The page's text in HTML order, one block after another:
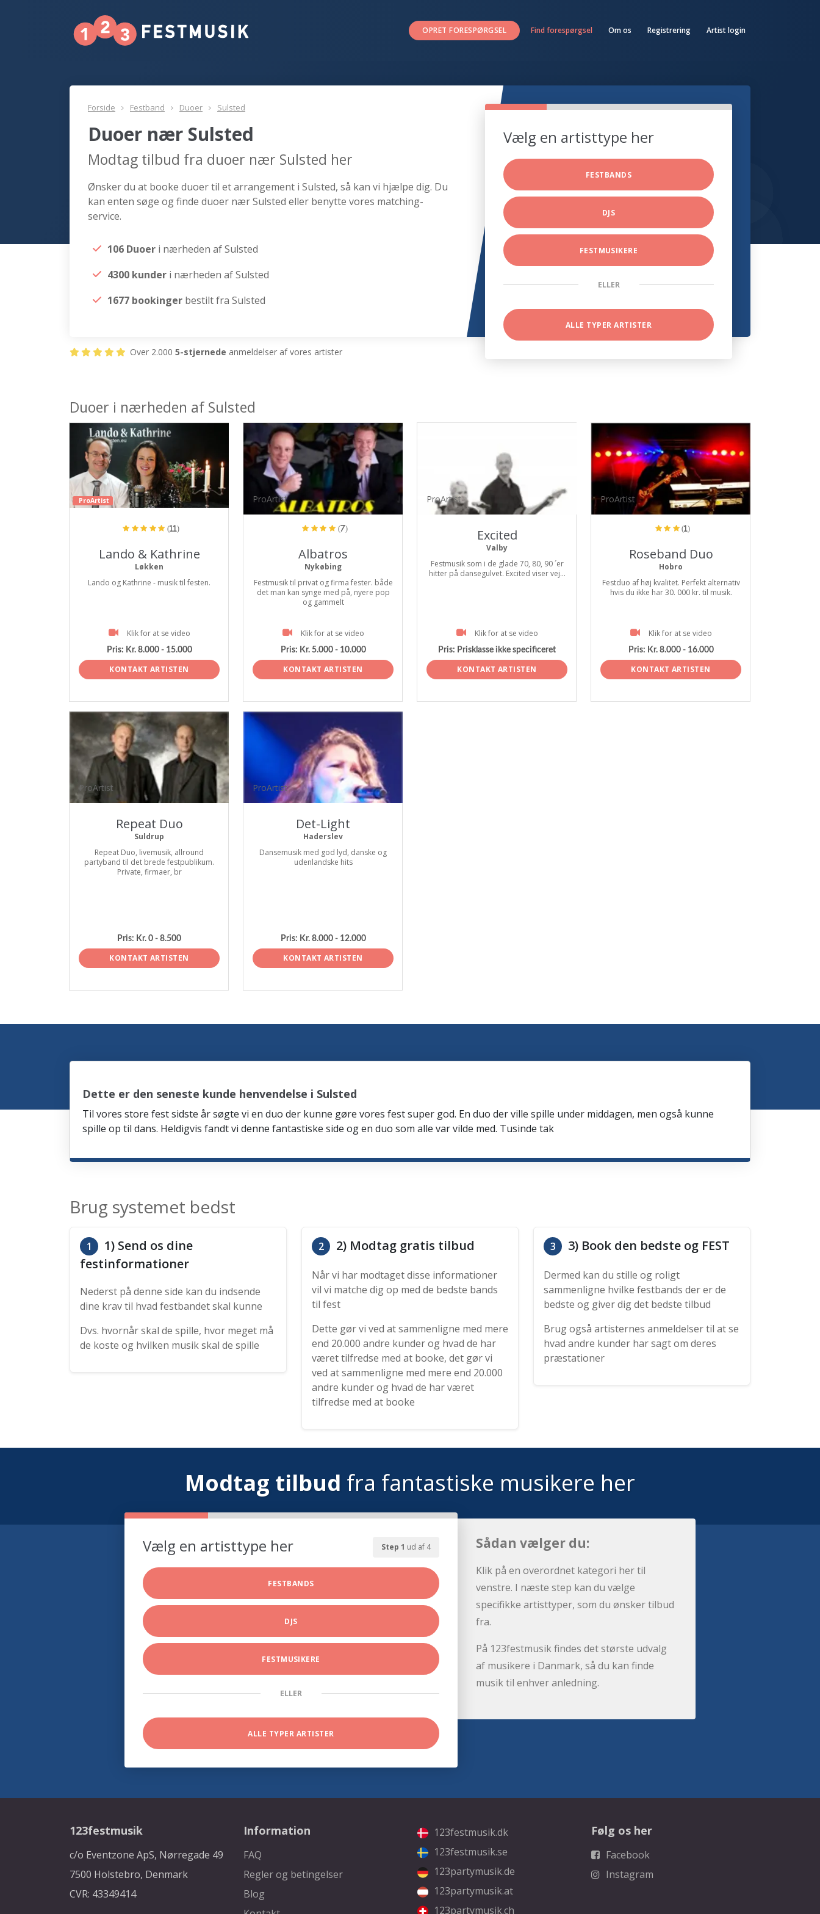
OPRET FORESPØRGSEL Find forespørgsel Om os Registrering Artist login
Forside Festband Duoer Sulsted
Duoer nær Sulsted
Modtag tilbud fra duoer nær Sulsted her
Ønsker du at booke duoer til et arrangement i Sulsted, så kan vi hjælpe dig. Du
kan enten søge og finde duoer nær Sulsted eller benytte vores matching-
service.
106 Duoer i nærheden af Sulsted
4300 kunder i nærheden af Sulsted
1677 bookinger bestilt fra Sulsted
Vælg en artisttype her
FESTBANDS
DJS
FESTMUSIKERE
ELLER
ALLE TYPER ARTISTER
Over 2.000 5-stjernede anmeldelser af vores artister
Duoer i nærheden af Sulsted
ProArtist
(11)
Lando & Kathrine
Løkken
Lando og Kathrine - musik til festen.
Klik for at se video
Pris: Kr. 8.000 - 15.000
KONTAKT ARTISTEN
ProArtist
(7)
Albatros
Nykøbing
Festmusik til privat og firma fester. både
det man kan synge med på, nyere pop
og gammelt
Klik for at se video
Pris: Kr. 5.000 - 10.000
KONTAKT ARTISTEN
ProArtist
Excited
Valby
Festmusik som i de glade 70, 80, 90 ´er
hitter på dansegulvet. Excited viser vej...
Klik for at se video
Pris: Prisklasse ikke specificeret
KONTAKT ARTISTEN
ProArtist
(1)
Roseband Duo
Hobro
Festduo af høj kvalitet. Perfekt alternativ
hvis du ikke har 30. 000 kr. til musik.
Klik for at se video
Pris: Kr. 8.000 - 16.000
KONTAKT ARTISTEN
ProArtist
Repeat Duo
Suldrup
Repeat Duo, livemusik, allround
partyband til det brede festpublikum.
Private, firmaer, br
Pris: Kr. 0 - 8.500
KONTAKT ARTISTEN
ProArtist
Det-Light
Haderslev
Dansemusik med god lyd, danske og
udenlandske hits
Pris: Kr. 8.000 - 12.000
KONTAKT ARTISTEN
Dette er den seneste kunde henvendelse i Sulsted
Til vores store fest sidste år søgte vi en duo der kunne gøre vores fest super god. En duo der ville spille under middagen, men også kunne
spille op til dans. Heldigvis fandt vi denne fantastiske side og en duo som alle var vilde med. Tusinde tak
Brug systemet bedst
1
1) Send os dine
festinformationer
Nederst på denne side kan du indsende
dine krav til hvad festbandet skal kunne
Dvs. hvornår skal de spille, hvor meget må
de koste og hvilken musik skal de spille
2 2) Modtag gratis tilbud
Når vi har modtaget disse informationer
vil vi matche dig op med de bedste bands
til fest
Dette gør vi ved at sammenligne med mere
end 20.000 andre kunder og hvad de har
været tilfredse med at booke, det gør vi
ved at sammenligne med mere end 20.000
andre kunder og hvad de har været
tilfredse med at booke
3 3) Book den bedste og FEST
Dermed kan du stille og roligt
sammenligne hvilke festbands der er de
bedste og giver dig det bedste tilbud
Brug også artisternes anmeldelser til at se
hvad andre kunder har sagt om deres
præstationer
Modtag tilbud fra fantastiske musikere her
Step 1 ud af 4
Vælg en artisttype her
FESTBANDS
DJS
FESTMUSIKERE
ELLER
ALLE TYPER ARTISTER
Sådan vælger du:
Klik på en overordnet kategori her til
venstre. I næste step kan du vælge
specifikke artisttyper, som du ønsker tilbud
fra.
På 123festmusik findes det største udvalg
af musikere i Danmark, så du kan finde
musik til enhver anledning.
123festmusik
c/o Eventzone ApS, Nørregade 49
7500 Holstebro, Denmark
CVR: 43349414
Information
FAQ
Regler og betingelser
Blog
123festmusik.dk
123festmusik.se
123partymusik.de
123partymusik.at
123partymusik.ch
Følg os her
Facebook
Instagram